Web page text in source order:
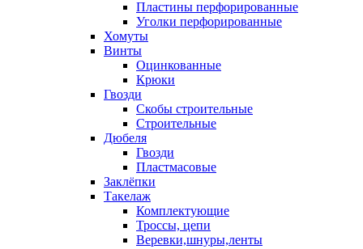
Пластины перфорированные
Уголки перфорированные
Хомуты
Винты
Оцинкованные
Крюки
Гвозди
Скобы строительные
Строительные
Дюбеля
Гвозди
Пластмасовые
Заклёпки
Такелаж
Комплектующие
Троссы, цепи
Веревки,шнуры,ленты